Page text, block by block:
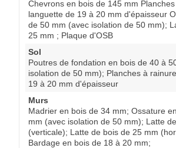
Chevrons en bois de 145 mm
languette de 19 à 20 mm d'épaisseur
de 50 mm (avec isolation de 50 mm);
25 mm ; Plaque d'OSB
Sol
Poutres de fondation en bois de 40 à
isolation de 50 mm); Planches à
19 à 20 mm d'épaisseur
Murs
Madrier en bois de 34 mm; Ossature
mm (avec isolation de 50 mm); Latte
(verticale); Latte de bois de 25 mm
Bardage en bois de 18 à 20 mm;